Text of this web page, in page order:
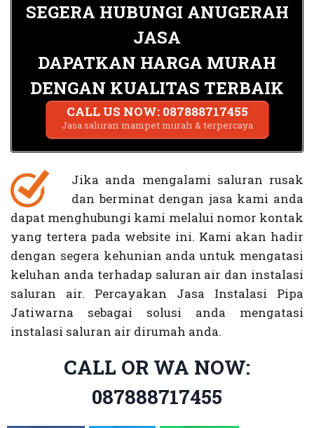
SEGERA HUBUNGI ANUGERAH
JASA
DAPATKAN HARGA MURAH
DENGAN KUALITAS TERBAIK
CALL US NOW: 087888717455
Jasa saluran mampet murah & terpercaya
Jika anda mengalami saluran rusak
dan berminat dengan jasa kami anda
dapat menghubungi kami melalui nomor kontak
yang tertera pada website ini. Kami akan hadir
dengan segera kehunian anda untuk mengatasi
keluhan anda terhadap saluran air dan instalasi
saluran air. Percayakan Jasa Instalasi Pipa
Jatiwarna sebagai solusi anda mengatasi
instalasi saluran air dirumah anda.
CALL OR WA NOW:
087888717455